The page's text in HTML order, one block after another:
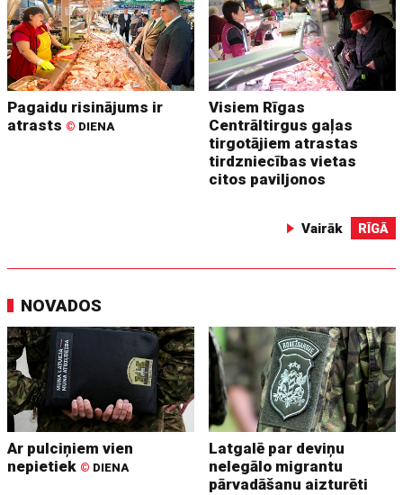
Pagaidu risinājums ir
atrasts © DIENA
Visiem Rīgas
Centrāltirgus gaļas
tirgotājiem atrastas
tirdzniecības vietas
citos paviljonos
Vairāk RĪGĀ
NOVADOS
Ar pulciņiem vien
nepietiek © DIENA
Latgalē par deviņu
nelegālo migrantu
pārvadāšanu aizturēti